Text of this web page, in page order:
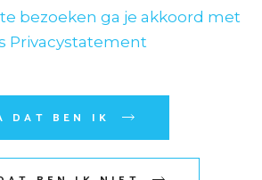
bezoeken ga je akkoord met
Privacystatement
DAT BEN IK
e-mail en site